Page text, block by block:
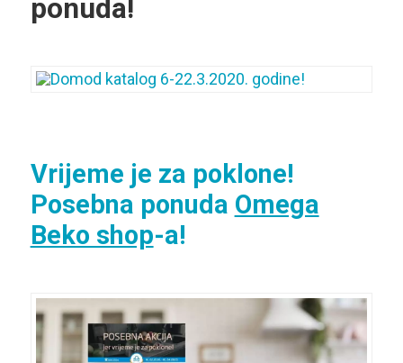
ponuda!
Vrijeme je za poklone!
Posebna ponuda Omega
Beko shop-a!